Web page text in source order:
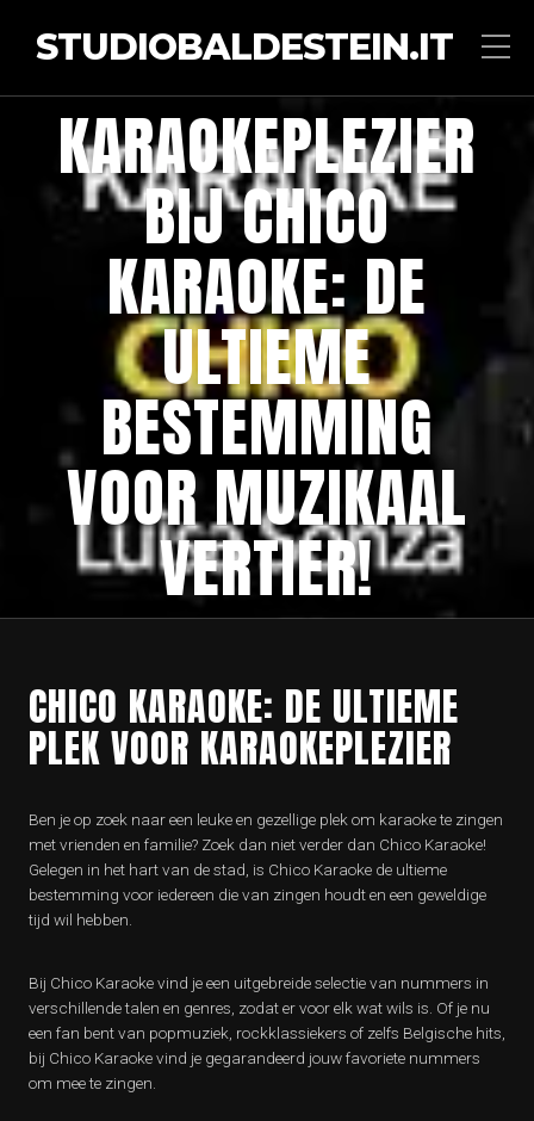
STUDIOBALDESTEIN.IT
KARAOKEPLEZIER
BIJ CHICO
KARAOKE: DE
ULTIEME
BESTEMMING
VOOR MUZIKAAL
VERTIER!
CHICO KARAOKE: DE ULTIEME
PLEK VOOR KARAOKEPLEZIER
Ben je op zoek naar een leuke en gezellige plek om karaoke te zingen
met vrienden en familie? Zoek dan niet verder dan Chico Karaoke!
Gelegen in het hart van de stad, is Chico Karaoke de ultieme
bestemming voor iedereen die van zingen houdt en een geweldige
tijd wil hebben.
Bij Chico Karaoke vind je een uitgebreide selectie van nummers in
verschillende talen en genres, zodat er voor elk wat wils is. Of je nu
een fan bent van popmuziek, rockklassiekers of zelfs Belgische hits,
bij Chico Karaoke vind je gegarandeerd jouw favoriete nummers
om mee te zingen.